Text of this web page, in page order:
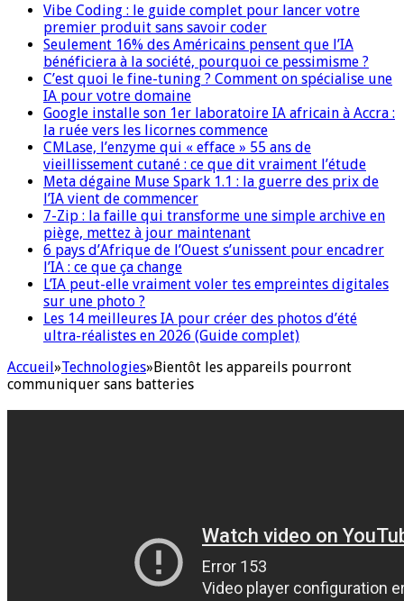
Vibe Coding : le guide complet pour lancer votre
premier produit sans savoir coder
Seulement 16% des Américains pensent que l’IA
bénéficiera à la société, pourquoi ce pessimisme ?
C’est quoi le fine-tuning ? Comment on spécialise une
IA pour votre domaine
Google installe son 1er laboratoire IA africain à Accra :
la ruée vers les licornes commence
CMLase, l’enzyme qui « efface » 55 ans de
vieillissement cutané : ce que dit vraiment l’étude
Meta dégaine Muse Spark 1.1 : la guerre des prix de
l’IA vient de commencer
7-Zip : la faille qui transforme une simple archive en
piège, mettez à jour maintenant
6 pays d’Afrique de l’Ouest s’unissent pour encadrer
l’IA : ce que ça change
L’IA peut-elle vraiment voler tes empreintes digitales
sur une photo ?
Les 14 meilleures IA pour créer des photos d’été
ultra-réalistes en 2026 (Guide complet)
Accueil»Technologies»Bientôt les appareils pourront
communiquer sans batteries